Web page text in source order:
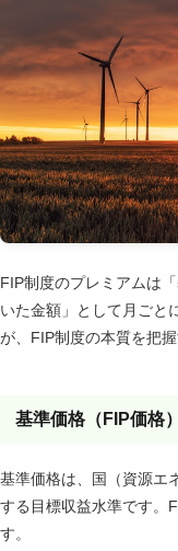
FIP制度のプレミアムは
いた金額」として月ごと
が、FIP制度の本質を把握
基準価格（FIP価格
基準価格は、国（資源エ
する目標収益水準です。
す。